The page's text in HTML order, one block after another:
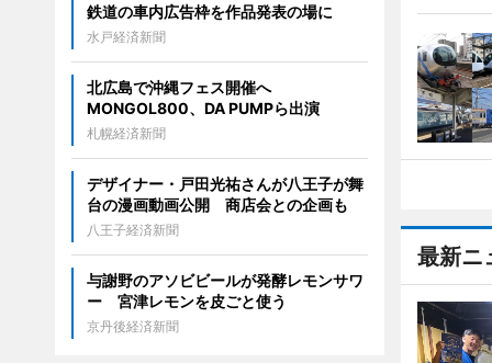
最新ニ
鉄道の車内広告枠を作品発表の場に
水戸経済新聞
北広島で沖縄フェス開催へ
MONGOL800、DA PUMPら出演
札幌経済新聞
デザイナー・戸田光祐さんが八王子が舞
台の漫画動画公開 商店会との企画も
八王子経済新聞
与謝野のアソビビールが発酵レモンサワ
ー 宮津レモンを皮ごと使う
京丹後経済新聞